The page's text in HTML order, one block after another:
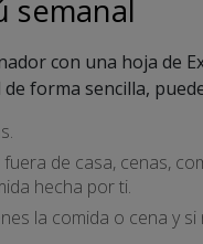
semanal
con una hoja de
forma sencilla,
de casa, cenas,
hecha por ti.
la comida o cena y